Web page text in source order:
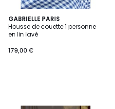
GABRIELLE PARIS
Housse de couette 1 personne
en lin lavé
179,00 €